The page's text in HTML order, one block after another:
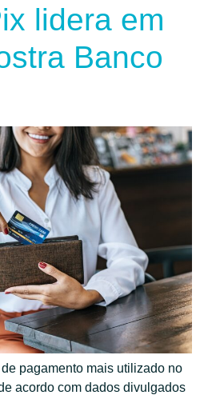
lidera em
Banco
pagamento mais utilizado no
acordo com dados divulgados